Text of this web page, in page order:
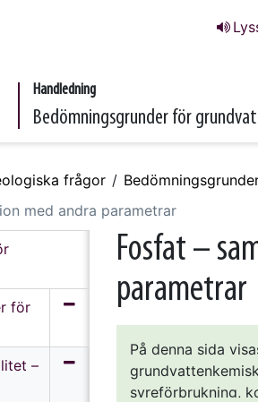
Handledning
Bedömningsgrunder för
frågor
med andra parametrar
för
–
Fosfat –
parametrar
På denna sida
syreförbrukning,